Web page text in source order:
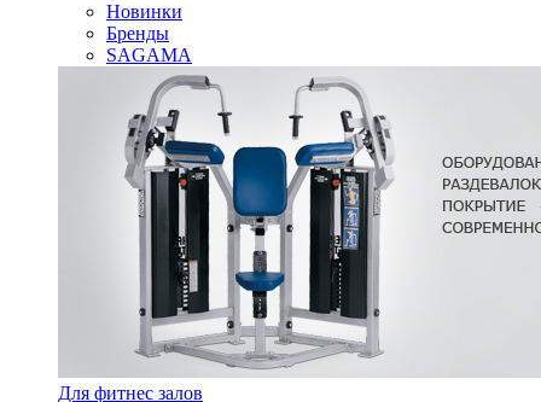
Новинки
Бренды
SAGAMA
Для фитнес залов